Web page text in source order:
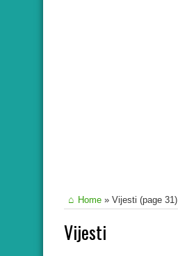
Home » Vijesti (page 31)
Vijesti